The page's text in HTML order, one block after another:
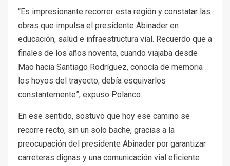
“Es impresionante recorrer esta región y constatar las
obras que impulsa el presidente Abinader en
educación, salud e infraestructura vial. Recuerdo que a
finales de los años noventa, cuando viajaba desde
Mao hacia Santiago Rodríguez, conocía de memoria
los hoyos del trayecto; debía esquivarlos
constantemente”, expuso Polanco.
En ese sentido, sostuvo que hoy ese camino se
recorre recto, sin un solo bache, gracias a la
preocupación del presidente Abinader por garantizar
carreteras dignas y una comunicación vial eficiente